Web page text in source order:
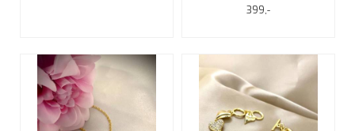
399,-